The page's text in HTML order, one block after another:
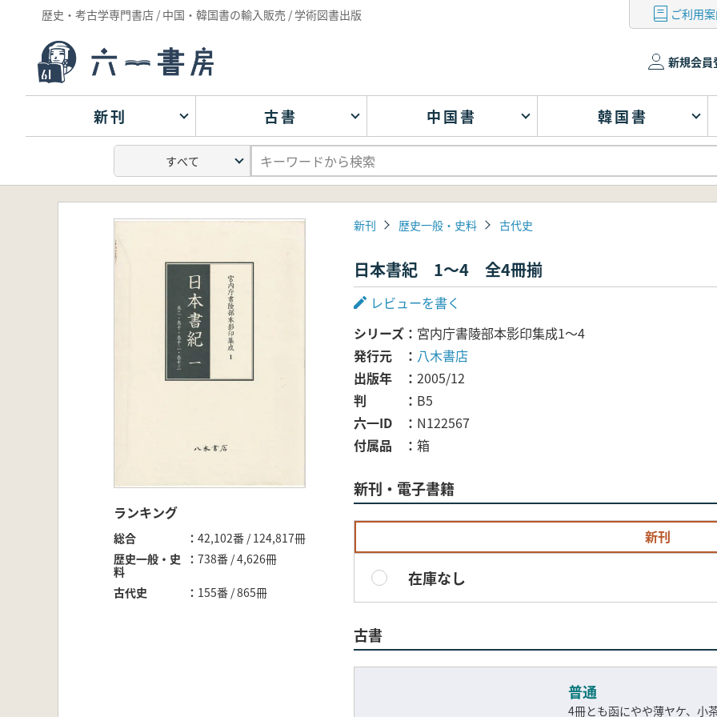
歴史・考古学専門書店 / 中国・韓国書の輸入販売 / 学術図書出版 ご利用
新規会員
新刊 古書 中国書 韓国書
ランキング
総合
42,102番 / 124,817冊
歴史一般・史
料
738番 / 4,626冊
古代史 155番 / 865冊
新刊 歴史一般・史料 古代史
日本書紀 1～4 全4冊揃
レビューを書く
シリーズ
宮内庁書陵部本影印集成1～4
発行元
八木書店
出版年
2005/12
判
B5
六一ID
N122567
付属品
箱
新刊・電子書籍
新刊
在庫なし
古書
普通
4冊とも函にやや薄ヤケ、小